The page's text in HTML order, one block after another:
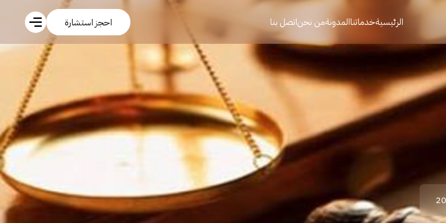
الرئيسيةخدماتناالمدونةمن نحناتصل بنا